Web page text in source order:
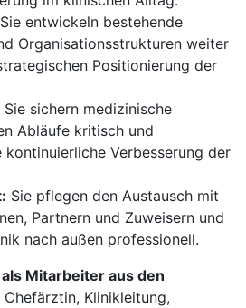
Sie entwickeln bestehende
Organisationsstrukturen weiter
Positionierung der
Sie sichern medizinische
Abläufe kritisch und
Verbesserung der
Sie pflegen den Austausch mit
Partnern und Zuweisern und
nach außen professionell.
Mitarbeiter aus den
Klinikleitung,